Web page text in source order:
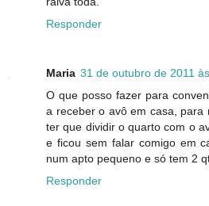
Responder
Maria 31 de outubro de 2011
O que posso fazer para
a receber o avô em casa, para
ter que dividir o quarto com o
e ficou sem falar comigo em
num apto pequeno e só tem 2
Responder